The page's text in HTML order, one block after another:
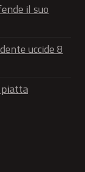
il suo
uccide 8
piatta